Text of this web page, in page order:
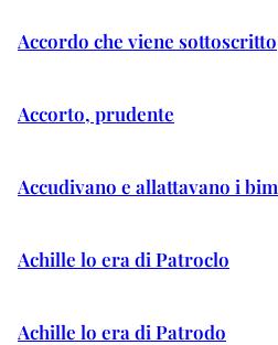
Accordo che viene sottoscritto
Accorto, prudente
Accudivano e allattavano i
Achille lo era di Patroclo
Achille lo era di Patrodo